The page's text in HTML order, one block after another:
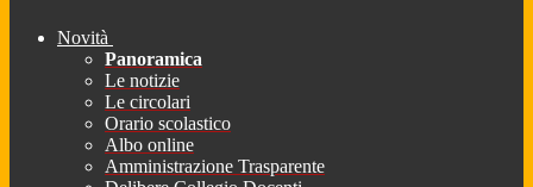
Novità
Panoramica
Le notizie
Le circolari
Orario scolastico
Albo online
Amministrazione Trasparente